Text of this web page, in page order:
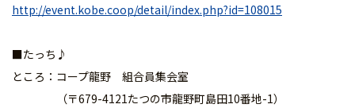
http://event.kobe.coop/detail/index.php?id=108015
■たっち♪
ところ：コープ龍野 組合員集会室
（〒679-4121たつの市龍野町島田10番地-1）